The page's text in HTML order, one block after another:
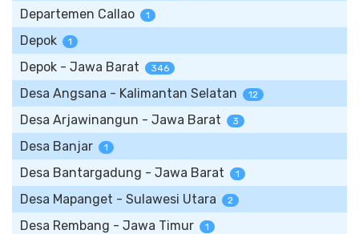
Departemen Callao 1
Depok 1
Depok - Jawa Barat 346
Desa Angsana - Kalimantan Selatan 12
Desa Arjawinangun - Jawa Barat 3
Desa Banjar 1
Desa Bantargadung - Jawa Barat 1
Desa Mapanget - Sulawesi Utara 2
Desa Rembang - Jawa Timur 1